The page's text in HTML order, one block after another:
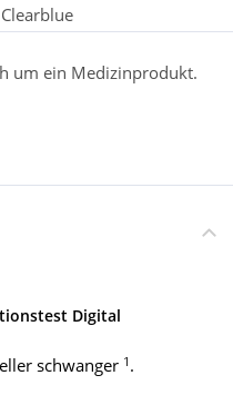
Clearblue
um ein Medizinprodukt.
Digital
schwanger 1 .